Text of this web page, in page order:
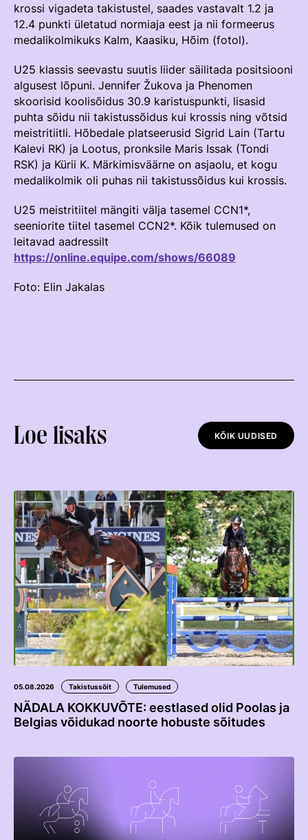
Koolitused
Komitee
Välisvõistlustel Osaleja Meelespea
KESTVUSRATSUTAMINE
Regulatsioonid
Võistluskalender
Võistlussarjad
Ametnikud
Koolitused
Võistluskalender
Edetabelid
Koolitused
Välisvõistlustel Osaleja Meelespea
VOLTIŽEERIMINE
Välisvõistlustel Osaleja Meelespea
krossi vigadeta takistustel, saades vastavalt 1.2 ja
12.4 punkti ületatud normiaja eest ja nii formeerus
medalikolmikuks Kalm, Kaasiku, Hõim (fotol).
U25 klassis seevastu suutis liider säilitada positsiooni
algusest lõpuni. Jennifer Žukova ja Phenomen
skoorisid koolisõidus 30.9 karistuspunkti, lisasid
puhta sõidu nii takistussõidus kui krossis ning võtsid
meistritiitli. Hõbedale platseerusid Sigrid Lain (Tartu
Kalevi RK) ja Lootus, pronksile Maris Issak (Tondi
RSK) ja Kürii K. Märkimisväärne on asjaolu, et kogu
medalikolmik oli puhas nii takistussõidus kui krossis.
U25 meistritiitel mängiti välja tasemel CCN1*,
seeniorite tiitel tasemel CCN2*. Kõik tulemused on
leitavad aadressilt
https://online.equipe.com/shows/66089
Foto: Elin Jakalas
Loe lisaks KÕIK UUDISED
05.08.2026 Takistussõit Tulemused
NÄDALA KOKKUVÕTE: eestlased olid Poolas ja
Belgias võidukad noorte hobuste sõitudes